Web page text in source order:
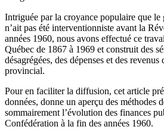
Intriguée par la croyance populaire que le
n’ait pas été interventionniste avant la
années 1960, nous avons effectué ce
Québec de 1867 à 1969 et construit des
désagrégées, des dépenses et des
provincial.
Pour en faciliter la diffusion, cet article
données, donne un aperçu des méthodes
sommairement l’évolution des finances
Confédération à la fin des années 1960.